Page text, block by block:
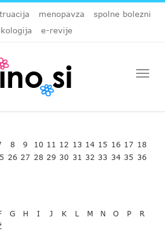
menopavza
spolne bolezni
e-revije
8 9 10 11 12 13 14 15 16 17 18
26 27 28 29 30 31 32 33 34 35 36
G H I J K L M N O P
R